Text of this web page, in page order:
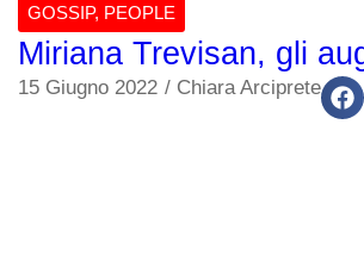
GOSSIP, PEOPLE
Miriana Trevisan, gli
15 Giugno 2022 / Chiara Arciprete